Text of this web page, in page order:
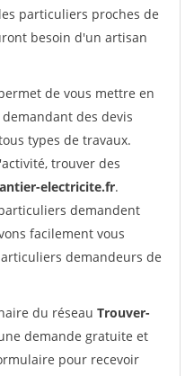
particuliers proches de
besoin d'un artisan
de vous mettre en
des devis
types de travaux.
trouver des
electricite.fr.
demandent
facilement vous
demandeurs de
du réseau Trouver-
demande gratuite et
pour recevoir